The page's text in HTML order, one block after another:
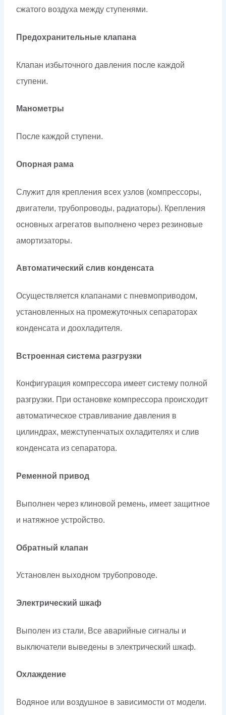
сжатого воздуха между ступенями.
Предохранительные клапана
Клапан избыточного давления после каждой
ступени.
Манометры
После каждой ступени.
Опорная рама
Служит для крепления всех узлов (компрессоры,
двигатели, трубопроводы, радиаторы). Крепления
основных агрегатов выполнено через резиновые
амортизаторы.
Автоматический слив конденсата
Осуществляется клапанами с пневмоприводом,
установленных на промежуточных сепараторах
конденсата и доохладителя.
Встроенная система разгрузки
Конфигурация компрессора имеет систему полной
разгрузки. При остановке компрессора происходит
автоматическое стравливание давления в
цилиндрах, межступенчатых охладителях и слив
конденсата из сепаратора.
Ременной привод
Выполнен через клиновой ремень, имеет защитное
и натяжное устройство.
Обратный клапан
Установлен выходном трубопроводе.
Электрический шкаф
Выполен из стали, Все аварийные сигналы и
выключатели выведены в электрический шкаф.
Охлаждение
Водяное или воздушное в зависимости от модели.